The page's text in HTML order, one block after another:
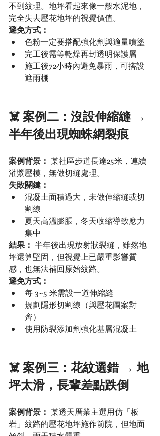
不到紋理。地坪看起來像一般水泥地，
完全失去壓花地坪的視覺價值。
避免方式：
色粉一定要搭配強化劑與適量噴塗
完工後需等乾燥再封透明保護層
施工後72小時內避免暴雨，可搭設
遮雨棚
☠️ 案例二：沒設伸縮縫 →
半年後出現蜘蛛網裂痕
案例背景： 某社區步道長達25米，連續
灌漿壓模，無做切縫處理。
失敗關鍵：
混凝土面積過大，未做伸縮縫或切
割線
夏天高溫膨脹，冬天收縮導致應力
集中
結果： 半年後出現放射狀裂縫，雖然地
坪還算堅固，但視覺上已嚴重影響質
感，也無法補回原始紋路。
避免方式：
每 3~5 米需設一道伸縮縫
規劃隱形切割線（與壓花圖案對
齊）
使用防裂添加劑強化基層混凝土
☠️ 案例三：花紋選錯 → 地
坪太滑，長輩差點跌倒
案例背景： 某透天厝業主選用仿「板
岩」紋路的壓花地坪施作前院，但地面